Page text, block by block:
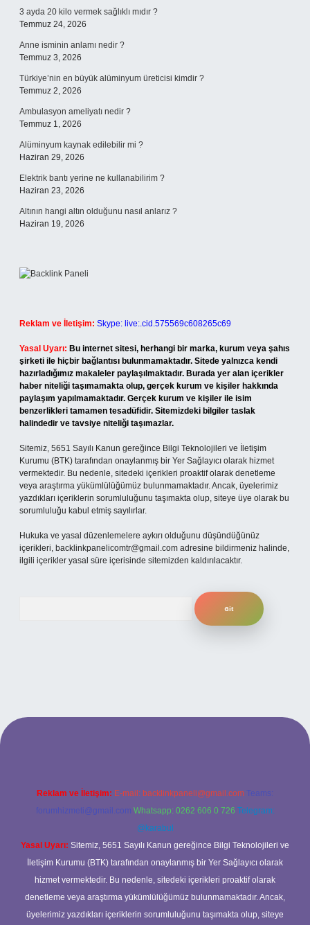
3 ayda 20 kilo vermek sağlıklı mıdır ?
Temmuz 24, 2026
Anne isminin anlamı nedir ?
Temmuz 3, 2026
Türkiye’nin en büyük alüminyum üreticisi kimdir ?
Temmuz 2, 2026
Ambulasyon ameliyatı nedir ?
Temmuz 1, 2026
Alüminyum kaynak edilebilir mi ?
Haziran 29, 2026
Elektrik bantı yerine ne kullanabilirim ?
Haziran 23, 2026
Altının hangi altın olduğunu nasıl anlarız ?
Haziran 19, 2026
Reklam ve İletişim: Skype: live:.cid.575569c608265c69
Yasal Uyarı: Bu internet sitesi, herhangi bir marka, kurum veya şahıs
şirketi ile hiçbir bağlantısı bulunmamaktadır. Sitede yalnızca kendi
hazırladığımız makaleler paylaşılmaktadır. Burada yer alan içerikler
haber niteliği taşımamakta olup, gerçek kurum ve kişiler hakkında
paylaşım yapılmamaktadır. Gerçek kurum ve kişiler ile isim
benzerlikleri tamamen tesadüfidir. Sitemizdeki bilgiler taslak
halindedir ve tavsiye niteliği taşımazlar.
Sitemiz, 5651 Sayılı Kanun gereğince Bilgi Teknolojileri ve İletişim
Kurumu (BTK) tarafından onaylanmış bir Yer Sağlayıcı olarak hizmet
vermektedir. Bu nedenle, sitedeki içerikleri proaktif olarak denetleme
veya araştırma yükümlülüğümüz bulunmamaktadır. Ancak, üyelerimiz
yazdıkları içeriklerin sorumluluğunu taşımakta olup, siteye üye olarak bu
sorumluluğu kabul etmiş sayılırlar.
Hukuka ve yasal düzenlemelere aykırı olduğunu düşündüğünüz
içerikleri, backlinkpanelicomtr@gmail.com adresine bildirmeniz halinde,
ilgili içerikler yasal süre içerisinde sitemizden kaldırılacaktır.
bahis sitesi
Reklam ve İletişim: E-mail: backlinkpaneli@gmail.com Teams:
forumhizmeti@gmail.com Whatsapp: 0262 606 0 726 Telegram:
@karabul
Yasal Uyarı: Sitemiz, 5651 Sayılı Kanun gereğince Bilgi Teknolojileri ve
İletişim Kurumu (BTK) tarafından onaylanmış bir Yer Sağlayıcı olarak
hizmet vermektedir. Bu nedenle, sitedeki içerikleri proaktif olarak
denetleme veya araştırma yükümlülüğümüz bulunmamaktadır. Ancak,
üyelerimiz yazdıkları içeriklerin sorumluluğunu taşımakta olup, siteye